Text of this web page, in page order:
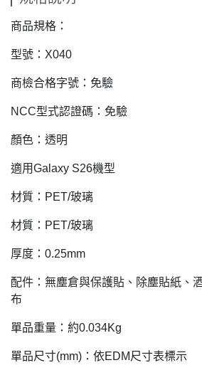
商品規格：
型號：X040
商檢合格字號：免驗
NCC型式認證碼：免驗
顏色：透明
適用Galaxy S26機型
材質：PET/玻璃
材質：PET/玻璃
厚度：0.25mm
配件：無塵倉與保護貼、除塵貼紙、
布
單品重量：約0.034Kg
單品尺寸(mm)：依EDM尺寸表標示